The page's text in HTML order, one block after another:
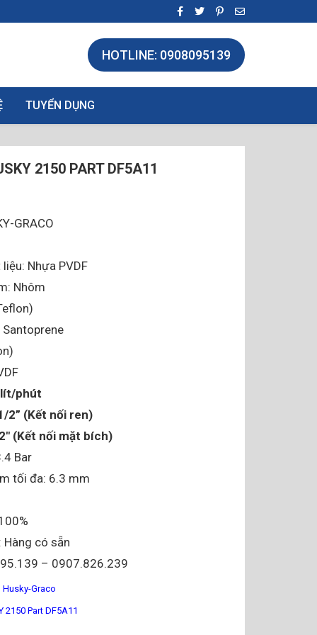
HOTLINE: 0908095139
TUYỂN DỤNG
2150 PART DF5A11
GRACO
Nhựa PVDF
Nhôm
Santoprene
phút
2” (Kết nối ren)
2″ (Kết nối mặt bích)
Bar
tối đa: 6.3 mm
Hàng có sẵn
– 0907.826.239
Husky-Graco
2150 Part DF5A11